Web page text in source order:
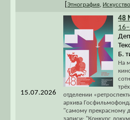
Этнография
15.07.2026
48
Б.
На
отделении
архива
"самому прекрасному
записи: "Конкурс